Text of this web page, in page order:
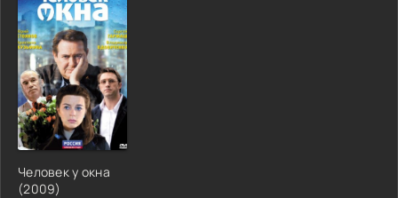
Человек у окна
(2009)